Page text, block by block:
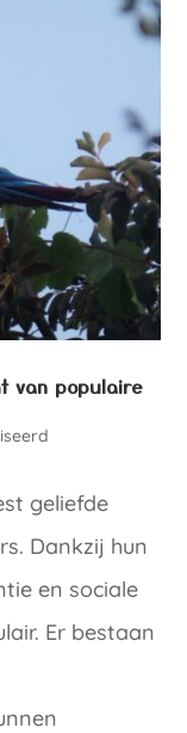
van populaire
geliefde
Dankzij hun
en sociale
Er bestaan